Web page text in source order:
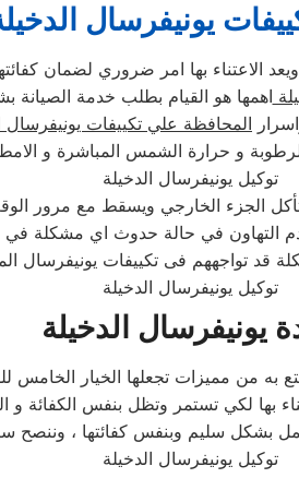
يونيفرسال
بها امر ضروري لضمان
اهمها هو القيام بطلب خدمة
المحافظة علي تكييفات يونيفرسال
و حرارة الشمس المباشرة و
توكيل يونيفرسال الدخيلة
الجزء الخارجي ويسقط مع مرور
التهاون في حالة حدوث اي مشكلة في
توكيل يونيفرسال الدخيلة
يونيفرسال الدخيلة
به من مميزات تجعلها الخيار الخامس
بها لكي تستمر وتظل بنفس الكفائة
توكيل يونيفرسال الدخيلة